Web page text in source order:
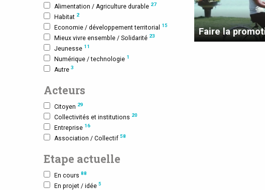
Alimentation / Agriculture durable 27
Habitat 2
Economie / développement territorial 15
Mieux vivre ensemble / Solidarité 23
Jeunesse 11
Numérique / technologie 1
Autre 3
Acteurs
Citoyen 29
Collectivités et institutions 20
Entreprise 16
Association / Collectif 58
Etape actuelle
En cours 88
En projet / idée 5
Faire la